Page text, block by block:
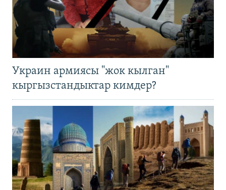
Украин армиясы "жок кылган"
кыргызстандыктар кимдер?